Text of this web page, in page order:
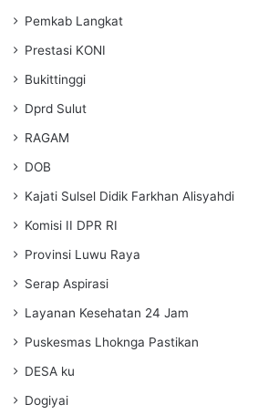
Pemkab Langkat
Prestasi KONI
Bukittinggi
Dprd Sulut
RAGAM
DOB
Kajati Sulsel Didik Farkhan Alisyahdi
Komisi II DPR RI
Provinsi Luwu Raya
Serap Aspirasi
Layanan Kesehatan 24 Jam
Puskesmas Lhoknga Pastikan
DESA ku
Dogiyai